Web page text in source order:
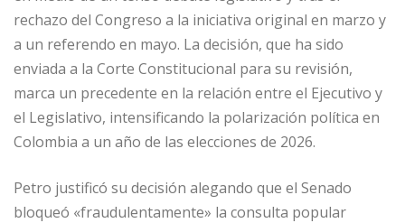
rechazo del Congreso a la iniciativa original en marzo y
a un referendo en mayo. La decisión, que ha sido
enviada a la Corte Constitucional para su revisión,
marca un precedente en la relación entre el Ejecutivo y
el Legislativo, intensificando la polarización política en
Colombia a un año de las elecciones de 2026.
Petro justificó su decisión alegando que el Senado
bloqueó «fraudulentamente» la consulta popular